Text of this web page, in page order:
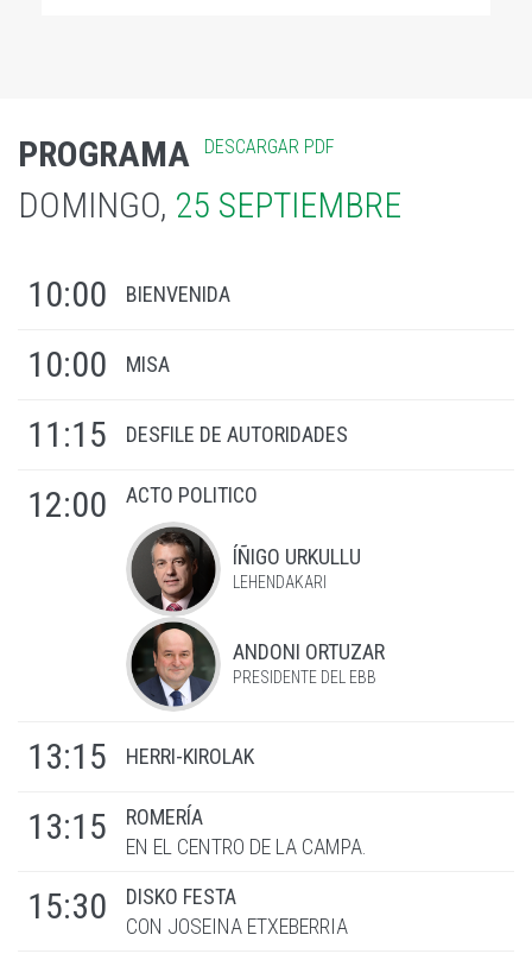
PROGRAMA DESCARGAR PDF
DOMINGO, 25 SEPTIEMBRE
10:00 BIENVENIDA
10:00 MISA
11:15 DESFILE DE AUTORIDADES
12:00 ACTO POLITICO
ÍÑIGO URKULLU
LEHENDAKARI
ANDONI ORTUZAR
PRESIDENTE DEL EBB
13:15 HERRI-KIROLAK
13:15
ROMERÍA
EN EL CENTRO DE LA CAMPA.
15:30
DISKO FESTA
CON JOSEINA ETXEBERRIA